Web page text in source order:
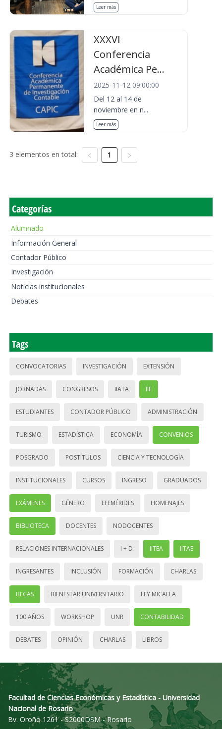
Leer más
XXXVI
Conferencia
Académica Pe...
2025-11-12 09:00:00
Del 12 al 14 de
noviembre en n...
Leer más
3 elementos en total: 1
Categorías
Alumnado
Información General
Contador Público
Investigación
Noticias institucionales
Debates
Tags
CONVOCATORIAS INVESTIGACIÓN EXTENSIÓN
JORNADAS CONGRESOS IIATA IIE
ESTUDIANTES CONTADOR PÚBLICO ADMINISTRACIÓN
TURISMO ESTADÍSTICA ECONOMÍA CONVENIOS
POSGRADO POSTÍTULOS CIENCIA Y TECNOLOGÍA
INSTITUCIONALES CURSOS INGRESO GRADUADOS
EXÁMENES GÉNERO EFEMÉRIDES HOMENAJES
BIBLIOTECA DOCENTES NODOCENTES
RELACIONES INTERNACIONALES I + D IITEA IITAE
INGRESANTES INCLUSIÓN FORMACIÓN CHARLAS
BECAS BIENESTAR UNIVERSITARIO LEY MICAELA
100 AÑOS WORKSHOP UNR CONTABILIDAD
DEBATES OPINIÓN CHARLAS LIBROS
Facultad de Ciencias Económicas y Estadística - Universidad
Nacional de Rosario
Bv. Oroño 1261 - S2000DSM - Rosario